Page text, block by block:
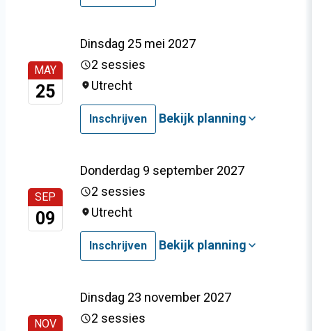
MAY
25
Dinsdag 25 mei 2027
2 sessies
Utrecht
Inschrijven Bekijk planning
SEP
09
Donderdag 9 september 2027
2 sessies
Utrecht
Inschrijven Bekijk planning
NOV
Dinsdag 23 november 2027
2 sessies